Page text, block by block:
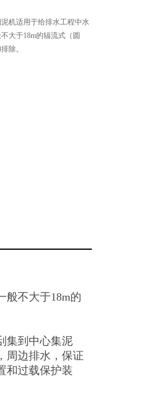
机适用于给排水工程中水
大于18m的辐流式（圆
除。
般不大于18m的
到中心集泥
周边排水，保证
和过载保护装